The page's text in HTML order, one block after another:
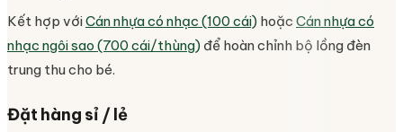
Kết hợp vớiCán nhựa có nhạc (100 cái) hoặc Cán nhựa có
nhạc ngôi sao (700 cái/thùng) để hoàn chỉnh bộ lồng đèn
trung thu cho bé.
Đặt hàng sỉ / lẻ